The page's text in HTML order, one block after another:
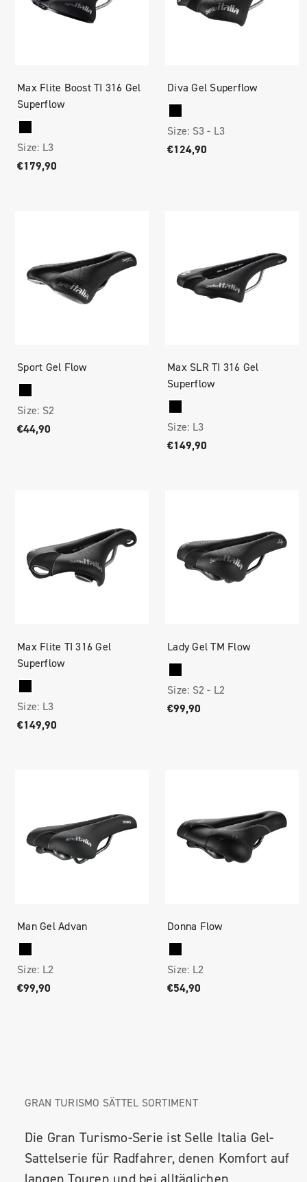
Max Flite Boost TI 316 Gel
Superflow
Size: L3
€179,90
Diva Gel Superflow
Size: S3 - L3
€124,90
Sport Gel Flow
Size: S2
€44,90
Max SLR TI 316 Gel
Superflow
Size: L3
€149,90
Max Flite TI 316 Gel
Superflow
Size: L3
€149,90
Lady Gel TM Flow
Size: S2 - L2
€99,90
Man Gel Advan
Size: L2
€99,90
Donna Flow
Size: L2
€54,90
GRAN TURISMO SÄTTEL SORTIMENT
Die Gran Turismo-Serie ist Selle Italia Gel-
Sattelserie für Radfahrer, denen Komfort auf